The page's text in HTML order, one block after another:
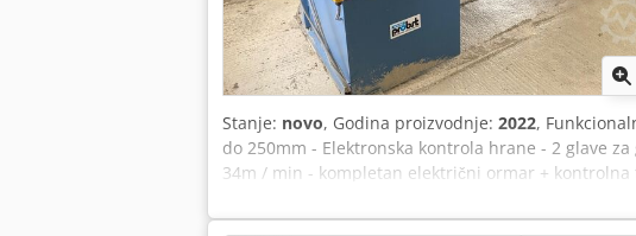
Stanje: novo, Godina proizvodnje: 2022,
do 250mm - Elektronska kontrola hrane - 2 glave
34m / min - kompletan električni ormar + kontrolna
podešavanje hrane Codpfxoubbryo Ahboha - 2
6-34m / min - kompletan kontrolni ormar +